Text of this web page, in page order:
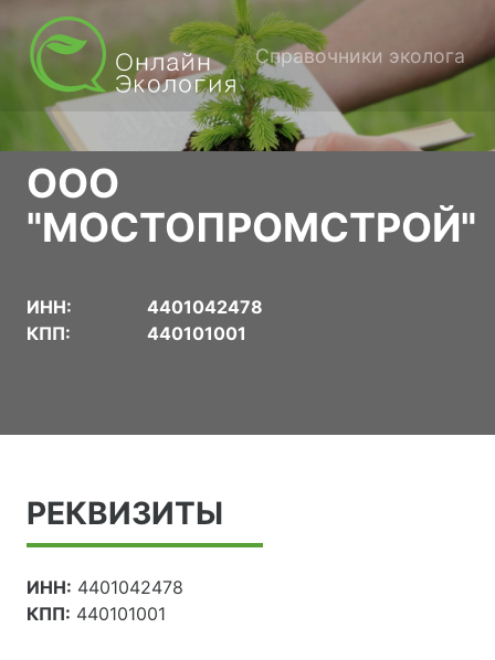
Справочники эколога
ООО
"МОСТОПРОМСТРОЙ"
ИНН:
4401042478
КПП:
440101001
РЕКВИЗИТЫ
ИНН: 4401042478
КПП: 440101001